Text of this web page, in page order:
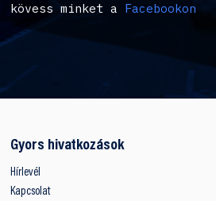
kövess minket a Facebookon
Gyors hivatkozások
Hírlevél
Kapcsolat